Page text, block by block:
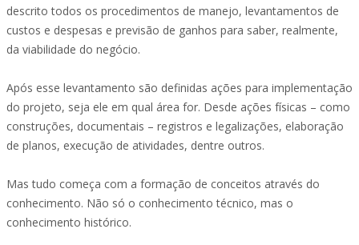
descrito todos os procedimentos de manejo, levantamentos de
custos e despesas e previsão de ganhos para saber, realmente,
da viabilidade do negócio.
Após esse levantamento são definidas ações para implementação
do projeto, seja ele em qual área for. Desde ações físicas – como
construções, documentais – registros e legalizações, elaboração
de planos, execução de atividades, dentre outros.
Mas tudo começa com a formação de conceitos através do
conhecimento. Não só o conhecimento técnico, mas o
conhecimento histórico.